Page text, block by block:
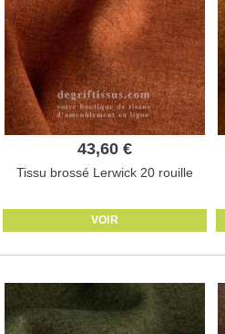
43,60 €
Tissu brossé Lerwick 20 rouille
VOIR